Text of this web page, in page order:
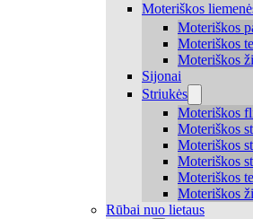
Moteriškos
Moteriškos
Moteriškos
Moteriškos
Sijonai
Striukės
Moteriškos
Moteriškos
Moteriškos
Moteriškos
Moteriškos
Moteriškos
Rūbai nuo lietaus